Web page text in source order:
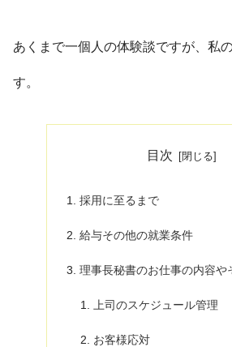
あくまで一個人の体験談ですが、私
す。
目次
採用に至るまで
給与その他の就業条件
理事長秘書のお仕事の内容や
上司のスケジュール管理
お客様応対